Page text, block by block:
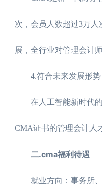
次，会员人数超过3万
展，全行业对管理会计
4.符合未来发展形势
在人工智能新时代的
CMA证书的管理会计人
二.cma福利待遇
就业方向：事务所、